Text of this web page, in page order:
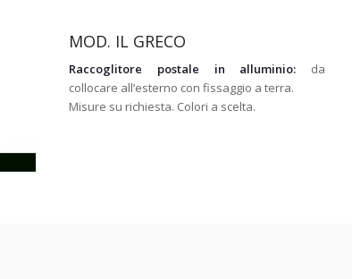
MOD. IL GRECO
Raccoglitore postale in alluminio: da
collocare all’esterno con fissaggio a terra.
Misure su richiesta. Colori a scelta.